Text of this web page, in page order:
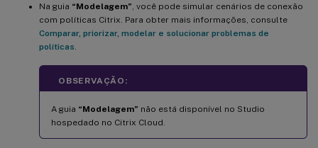
Na guia “Modelagem” , você pode simular cenários de conexão
com políticas Citrix. Para obter mais informações, consulte
Comparar, priorizar, modelar e solucionar problemas de
políticas
OBSERVAÇÃO:
A guia “Modelagem” não está disponível no Studio
hospedado no Citrix Cloud.